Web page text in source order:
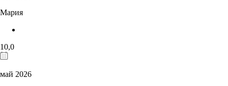
Мария
10,0
май 2026